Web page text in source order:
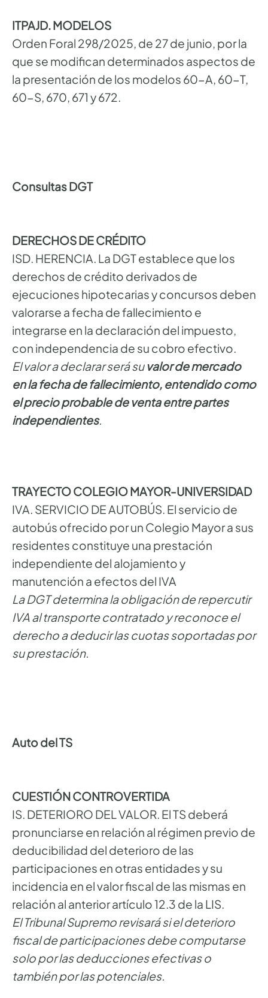
ITPAJD. MODELOS
Orden Foral 298/2025, de 27 de junio, por la
que se modifican determinados aspectos de
la presentación de los modelos 60-A, 60-T,
60-S, 670, 671 y 672.
Consultas DGT
DERECHOS DE CRÉDITO
ISD. HERENCIA. La DGT establece que los
derechos de crédito derivados de
ejecuciones hipotecarias y concursos deben
valorarse a fecha de fallecimiento e
integrarse en la declaración del impuesto,
con independencia de su cobro efectivo.
El valor a declarar será suvalor de mercado
en la fecha de fallecimiento, entendido como
el precio probable de venta entre partes
independientes.
TRAYECTO COLEGIO MAYOR-UNIVERSIDAD
IVA. SERVICIO DE AUTOBÚS. El servicio de
autobús ofrecido por un Colegio Mayor a sus
residentes constituye una prestación
independiente del alojamiento y
manutención a efectos del IVA
La DGT determina la obligación de repercutir
IVA al transporte contratado y reconoce el
derecho a deducir las cuotas soportadas por
su prestación.
Auto del TS
CUESTIÓN CONTROVERTIDA
IS. DETERIORO DEL VALOR. El TS deberá
pronunciarse en relación al régimen previo de
deducibilidad del deterioro de las
participaciones en otras entidades y su
incidencia en el valor fiscal de las mismas en
relación al anterior artículo 12.3 de la LIS.
El Tribunal Supremo revisará si el deterioro
fiscal de participaciones debe computarse
solo por las deducciones efectivas o
también por las potenciales.